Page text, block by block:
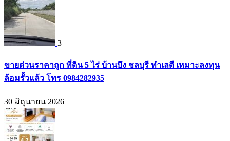
3
ขายด่วนราคาถูก ที่ดิน 5 ไร่ บ้านบึง ชลบุรี ทำเลดี เหมาะลงทุน
ล้อมรั้วแล้ว โทร 0984282935
30 มิถุนายน 2026